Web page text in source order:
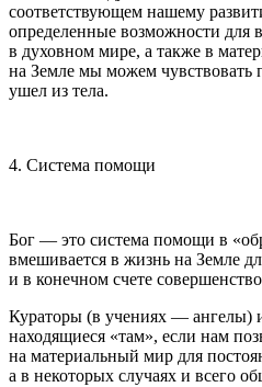
соответствующем нашему
определенные возможности для
в духовном мире, а также в
на Земле мы можем чувствовать
ушел из тела.
4. Система помощи
Бог — это система помощи в
вмешивается в жизнь на Земле
и в конечном счете
Кураторы (в учениях —
находящиеся «там», если нам
на материальный мир для
а в некоторых случаях и всего